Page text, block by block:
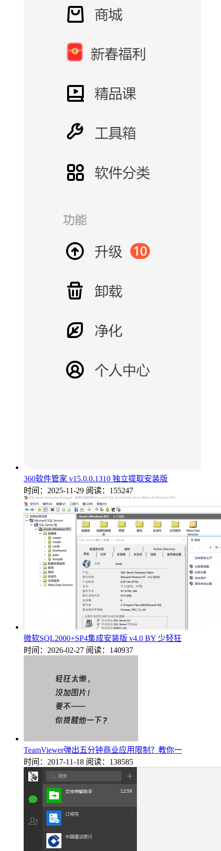
360软件管家 v15.0.0.1310 独立提取安装版
时间：2025-11-29 阅读：155247
微软SQL2000+SP4集成安装版 v4.0 BY 少轻狂
时间：2026-02-27 阅读：140937
TeamViewer弹出五分钟商业应用限制？教你一
时间：2017-11-18 阅读：138585